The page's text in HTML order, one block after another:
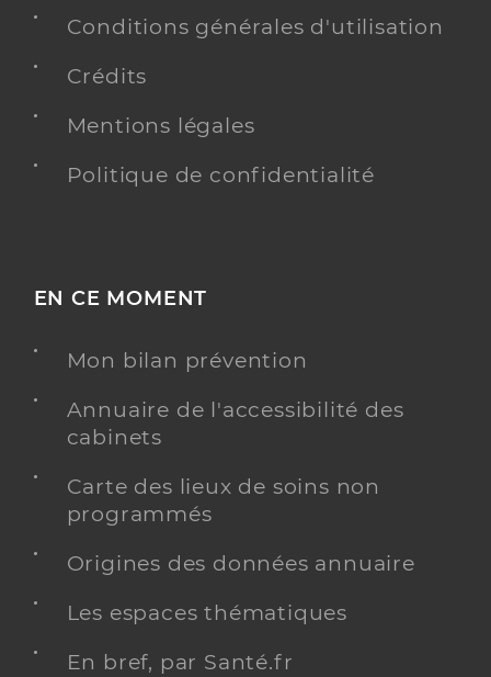
Conditions générales d'utilisation
Crédits
Mentions légales
Politique de confidentialité
EN CE MOMENT
Mon bilan prévention
Annuaire de l'accessibilité des
cabinets
Carte des lieux de soins non
programmés
Origines des données annuaire
Les espaces thématiques
En bref, par Santé.fr